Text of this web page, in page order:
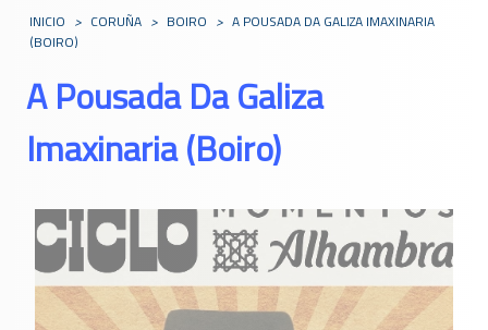
INICIO > CORUÑA > BOIRO > A POUSADA DA GALIZA IMAXINARIA
(BOIRO)
A Pousada Da Galiza
Imaxinaria (Boiro)